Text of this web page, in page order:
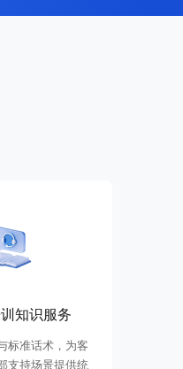
知识服务
标准话术，为客
支持场景提供统